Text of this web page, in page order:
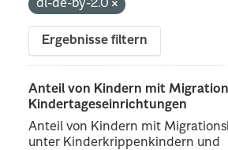
dl-de-by-2.0
Ergebnisse filtern
Anteil von Kindern mit
Kindertageseinrichtungen
Anteil von Kindern mit
unter Kinderkrippenkindern und